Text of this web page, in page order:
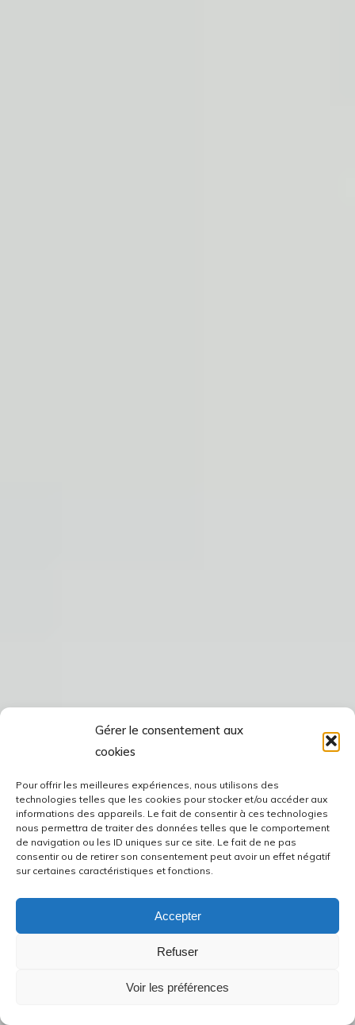
Gérer le consentement aux
cookies
Pour offrir les meilleures expériences, nous utilisons des
technologies telles que les cookies pour stocker et/ou accéder aux
informations des appareils. Le fait de consentir à ces technologies
nous permettra de traiter des données telles que le comportement
de navigation ou les ID uniques sur ce site. Le fait de ne pas
consentir ou de retirer son consentement peut avoir un effet négatif
sur certaines caractéristiques et fonctions.
Accepter
Refuser
Voir les préférences